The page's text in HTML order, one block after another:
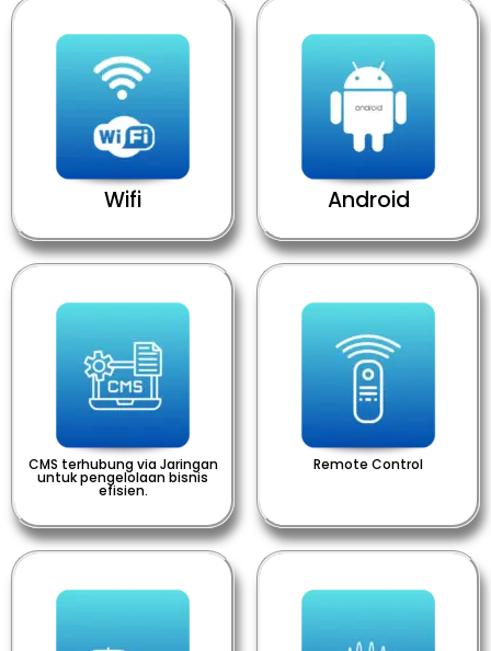
Wifi Android
CMS terhubung via Jaringan
untuk pengelolaan bisnis
efisien.
Remote Control